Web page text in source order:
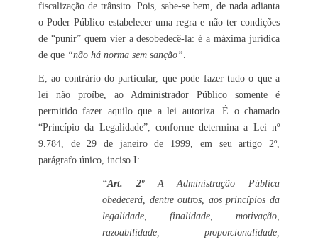
fiscalização de trânsito. Pois, sabe-se bem, de nada adianta
o Poder Público estabelecer uma regra e não ter condições
de “punir” quem vier a desobedecê-la: é a máxima jurídica
de que “não há norma sem sanção”.
E, ao contrário do particular, que pode fazer tudo o que a
lei não proíbe, ao Administrador Público somente é
permitido fazer aquilo que a lei autoriza. É o chamado
“Princípio da Legalidade”, conforme determina a Lei nº
9.784, de 29 de janeiro de 1999, em seu artigo 2º,
parágrafo único, inciso I:
“Art. 2ºA Administração Pública
obedecerá, dentre outros, aos princípios da
legalidade, finalidade, motivação,
razoabilidade, proporcionalidade,